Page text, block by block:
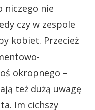
niczego nie
czy w zespole
kobiet. Przecież
okropnego –
też dużą uwagę
Im cichszy